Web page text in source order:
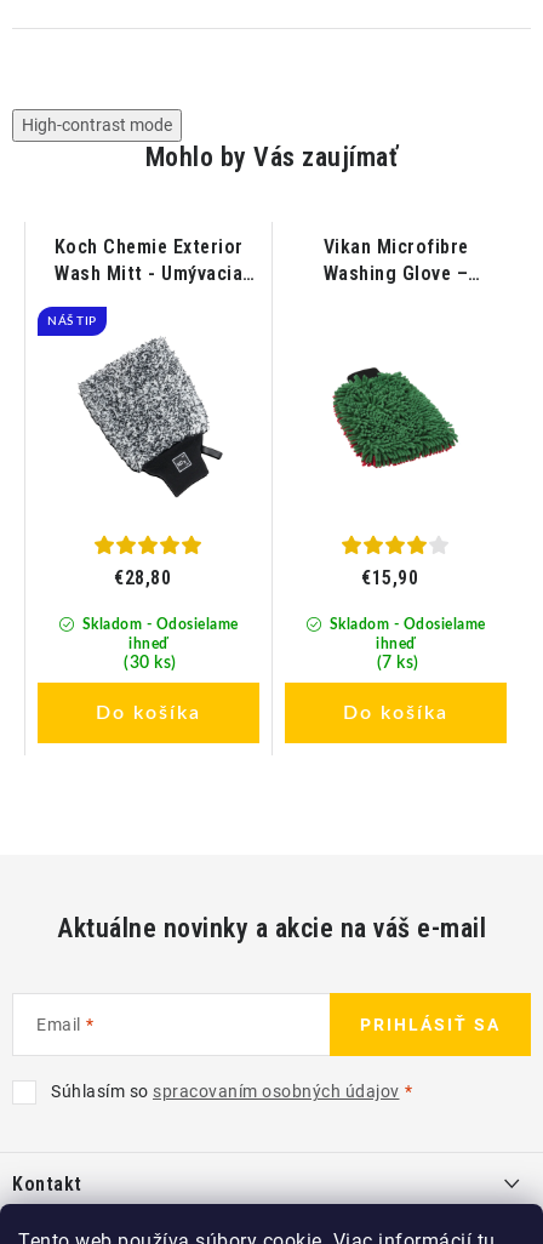
High-contrast mode
Mohlo by Vás zaujímať
Koch Chemie Exterior
Wash Mitt - Umývacia
NÁŠ TIP
Skladom - Odosielame
ihneď
(30 ks)
€28,80
Do košíka
Vikan Microfibre
Washing Glove –
Skladom - Odosielame
ihneď
(7 ks)
€15,90
Do košíka
Aktuálne novinky a akcie na váš e-mail
Email
Súhlasím so spracovaním osobných údajov
PRIHLÁSIŤ SA
pKontakt
info @ kcshop.sk